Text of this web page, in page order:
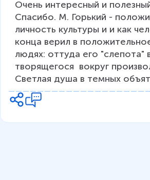
Очень интересный и
Спасибо. М. Горький -
личность культуры и и как
конца верил в
людях: оттуда его "слепота"
творящегося  вокруг
Светлая душа в темных